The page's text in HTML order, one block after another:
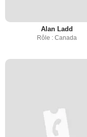
Alan Ladd
Rôle : Canada